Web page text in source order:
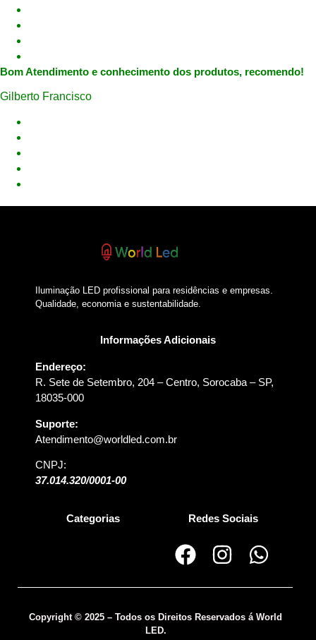
Bom Atendimento e conhecimento dos produtos, recomendo!
Gilberto Francisco
Iluminação LED profissional para residências e empresas.
Qualidade, economia e sustentabilidade.
Informações Adicionais
Endereço:
R. Sete de Setembro, 204 – Centro, Sorocaba – SP,
18035-000
Suporte:
Atendimento@worldled.com.br
CNPJ:
37.014.320/0001-00
Categorias Redes Sociais
Copyright © 2025 – Todos os Direitos Reservados á World
LED.